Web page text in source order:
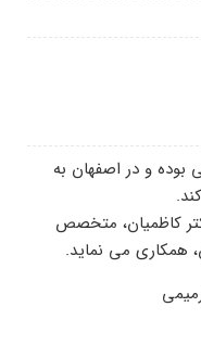
بوده و در اصفهان به
کاظمیان، متخصص
همکاری می نماید.